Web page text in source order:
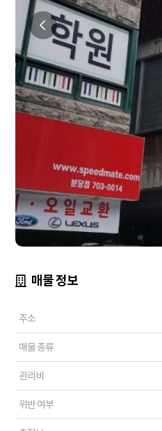
매물 정보
주소
매물 종류
관리비
위반 여부